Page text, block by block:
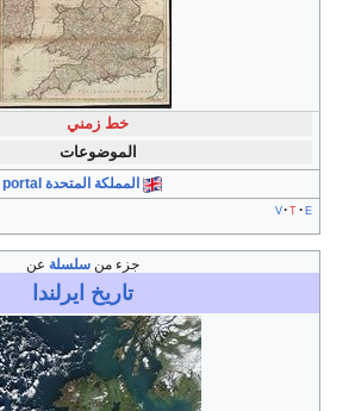
خط زمني
الموضوعات
المملكة المتحدة portal
v t e
جزء منسلسلة عن
تاريخ ايرلندا